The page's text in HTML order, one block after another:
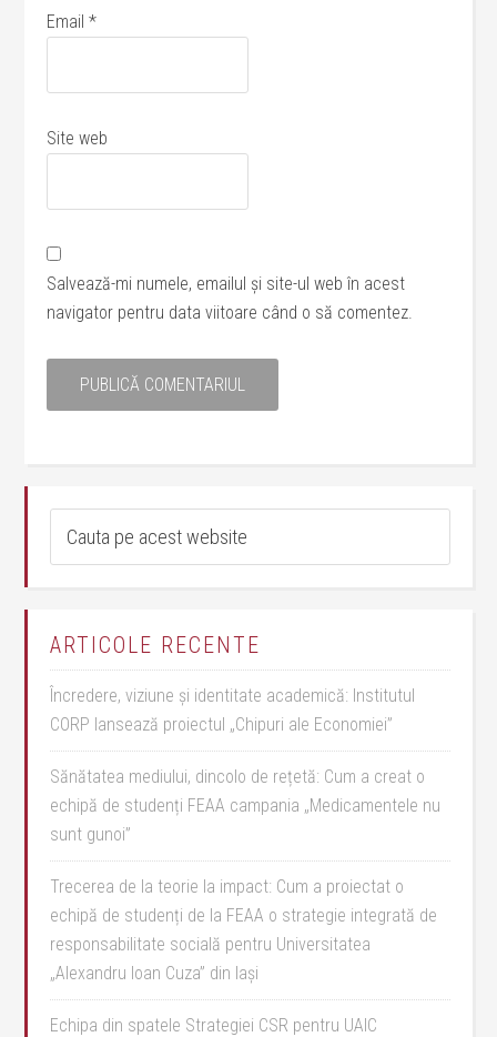
Email*
Site web
Salvează-mi numele, emailul și site-ul web în acest
navigator pentru data viitoare când o să comentez.
ARTICOLE RECENTE
Încredere, viziune și identitate academică: Institutul
CORP lansează proiectul „Chipuri ale Economiei”
Sănătatea mediului, dincolo de rețetă: Cum a creat o
echipă de studenți FEAA campania „Medicamentele nu
sunt gunoi”
Trecerea de la teorie la impact: Cum a proiectat o
echipă de studenți de la FEAA o strategie integrată de
responsabilitate socială pentru Universitatea
„Alexandru Ioan Cuza” din Iași
Echipa din spatele Strategiei CSR pentru UAIC